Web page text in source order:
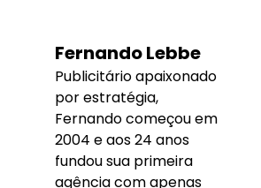
Fernando Lebbe
Publicitário apaixonado
por estratégia,
Fernando começou em
2004 e aos 24 anos
fundou sua primeira
agência com apenas